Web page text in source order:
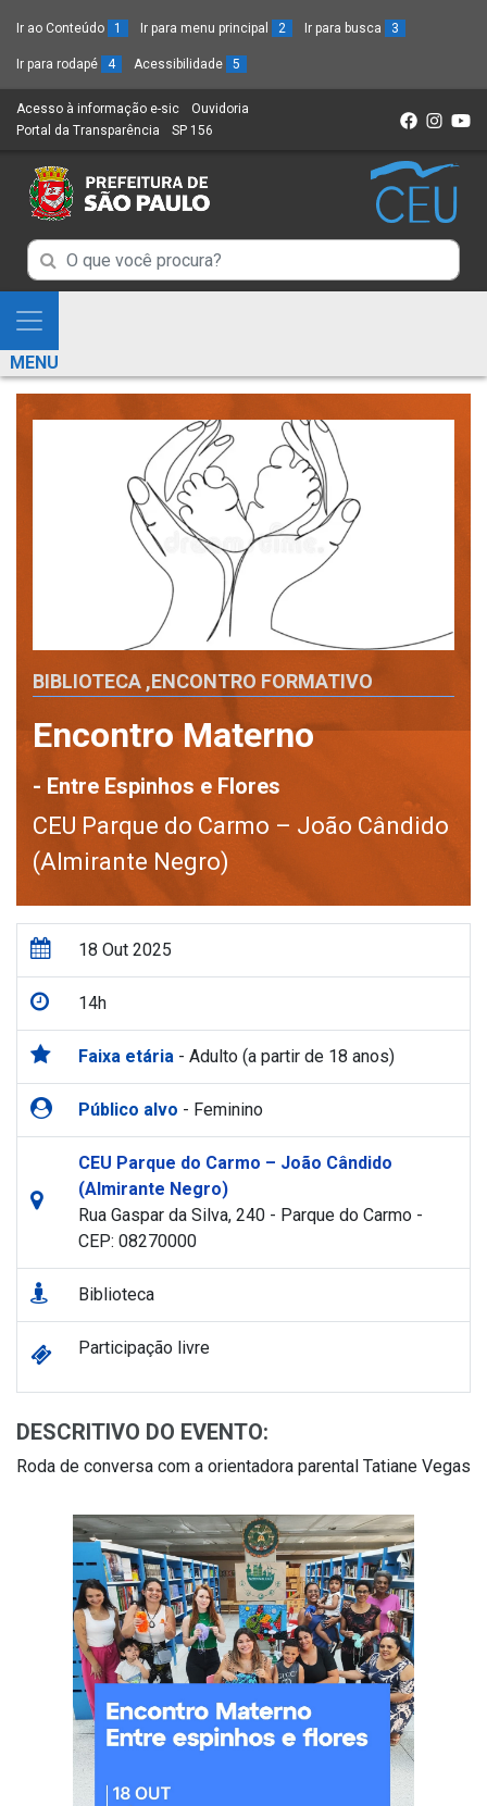
Ir ao Conteúdo 1 Ir para menu principal 2 Ir para busca 3
Ir para rodapé 4 Acessibilidade 5
Acesso à informação e-sic (Link
para
novo
sítio)
Ouvidoria
Portal da Transparência (Link
um
novo
SP 156
Campo
de
Busca
de
informações
Campo
de
de
informações
Mostra
e
Esconde
Menu
MENU
BIBLIOTECA ,ENCONTRO FORMATIVO
Encontro Materno
- Entre Espinhos e Flores
CEU Parque do Carmo – João Cândido
(Almirante Negro)
18 Out 2025
14h
Faixa etária - Adulto (a partir de 18 anos)
Público alvo - Feminino
CEU Parque do Carmo – João Cândido
(Almirante Negro)
Rua Gaspar da Silva, 240 - Parque do Carmo -
CEP: 08270000
Biblioteca
Participação livre
DESCRITIVO DO EVENTO:
Roda de conversa com a orientadora parental Tatiane Vegas